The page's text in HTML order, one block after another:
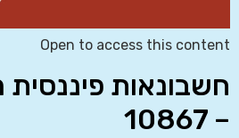
Open to access this content
חשבונאות
– 10867